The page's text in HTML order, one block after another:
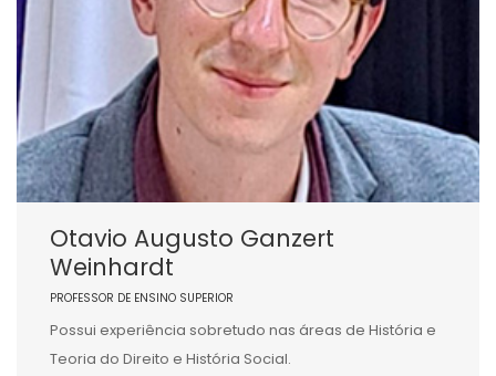
Otavio Augusto Ganzert
Weinhardt
PROFESSOR DE ENSINO SUPERIOR
Possui experiência sobretudo nas áreas de História e
Teoria do Direito e História Social.